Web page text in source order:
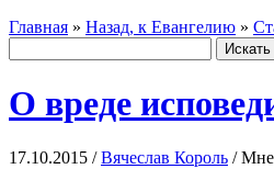
Главная » Назад, к Евангелию »
О вреде
17.10.2015 /Вячеслав Король /